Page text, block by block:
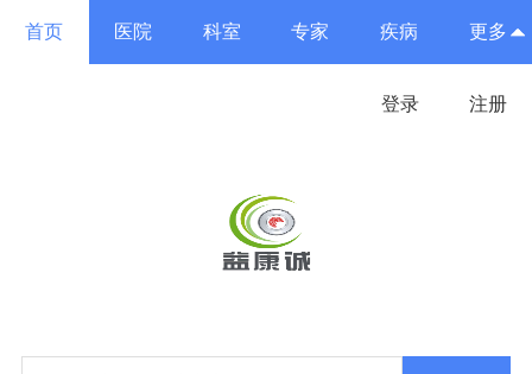
首页 医院 科室 专家 疾病 更多
登录 注册